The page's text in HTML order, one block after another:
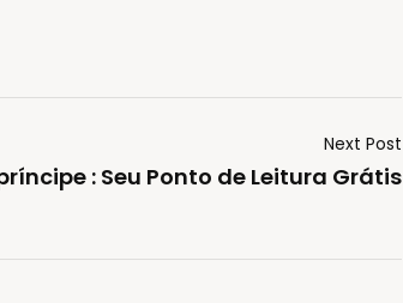
Next Post
: Seu Ponto de Leitura Grátis